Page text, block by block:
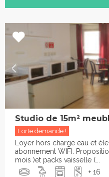
Studio de 15m²
Forte demande !
Loyer hors charge eau et
abonnement WIFI.
mois )et packs vaisselle (...
+ 16